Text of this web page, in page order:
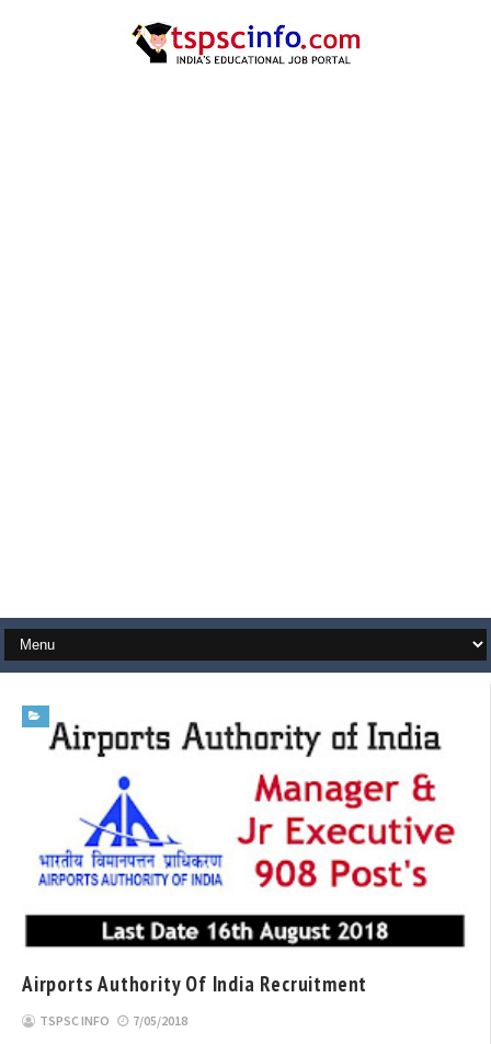
Airports Authority Of India Recruitment
TSPSC INFO 7/05/2018